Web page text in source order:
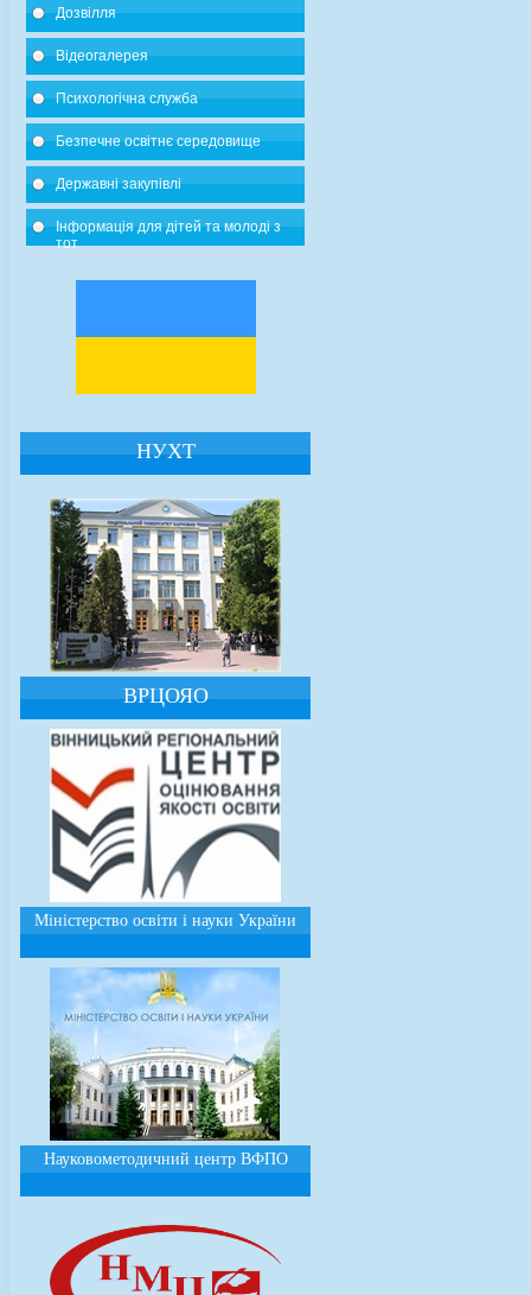
Дозвілля
Відеогалерея
Психологічна служба
Безпечне освітнє середовище
Державні закупівлі
Інформація для дітей та молоді з
тот
НУХТ
ВРЦОЯО
Міністерство освіти і науки України
Науковометодичний центр ВФПО